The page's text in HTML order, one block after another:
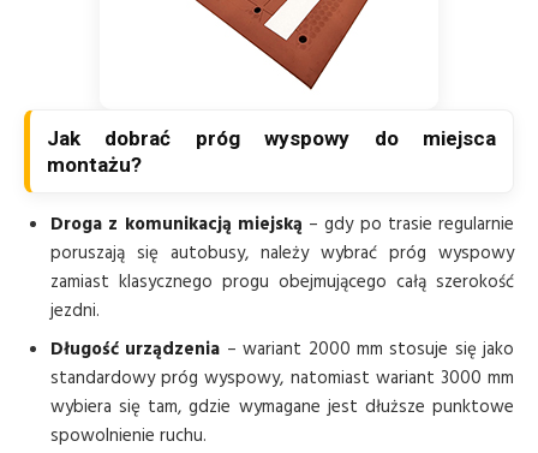
Jak dobrać próg wyspowy do miejsca
montażu?
Droga z komunikacją miejską – gdy po trasie regularnie
poruszają się autobusy, należy wybrać próg wyspowy
zamiast klasycznego progu obejmującego całą szerokość
jezdni.
Długość urządzenia – wariant 2000 mm stosuje się jako
standardowy próg wyspowy, natomiast wariant 3000 mm
wybiera się tam, gdzie wymagane jest dłuższe punktowe
spowolnienie ruchu.